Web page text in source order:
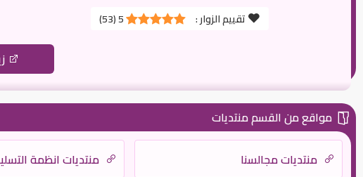
تقييم الزوار :
5
(
53
)
مواقع من القسم منتديات
منتديات مجالسنا
منتديات انظمة